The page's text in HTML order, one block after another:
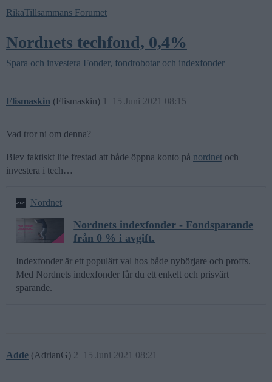
RikaTillsammans Forumet
Nordnets techfond, 0,4%
Spara och investera Fonder, fondrobotar och indexfonder
Flismaskin (Flismaskin) 15 Juni 2021 08:15
1
Vad tror ni om denna?
Blev faktiskt lite frestad att både öppna konto på nordnet och
investera i tech…
Nordnet
Nordnets indexfonder - Fondsparande
från 0 % i avgift.
Indexfonder är ett populärt val hos både nybörjare och proffs.
Med Nordnets indexfonder får du ett enkelt och prisvärt
sparande.
Adde (AdrianG) 15 Juni 2021 08:21
2